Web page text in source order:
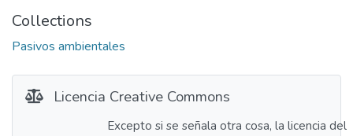
Collections
Pasivos ambientales
Licencia Creative Commons
Excepto si se señala otra cosa, la licencia del